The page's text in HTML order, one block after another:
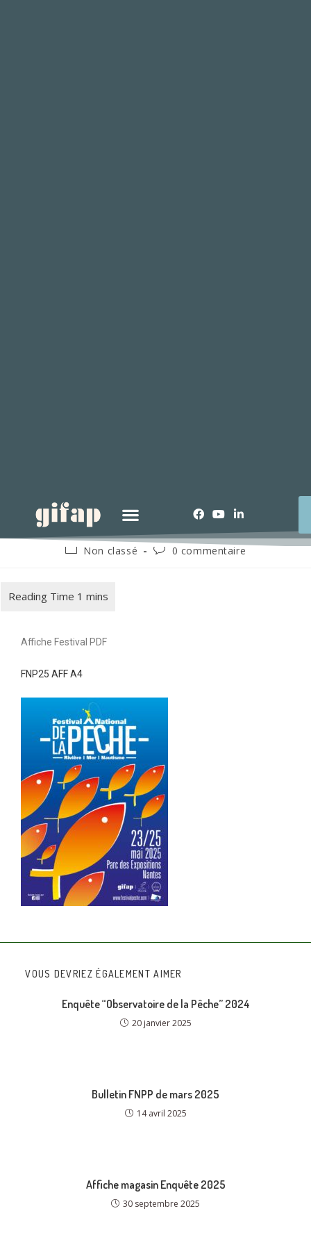
Non classé 0 commentaire
Affiche Festival PDF
FNP25 AFF A4
VOUS DEVRIEZ ÉGALEMENT AIMER
Enquête “Observatoire de la Pêche” 2024
20 janvier 2025
Bulletin FNPP de mars 2025
14 avril 2025
Affiche magasin Enquête 2025
30 septembre 2025